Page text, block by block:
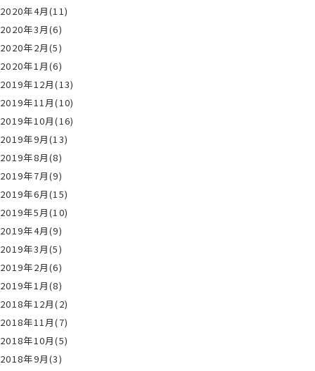
2020年4月(11)
2020年3月(6)
2020年2月(5)
2020年1月(6)
2019年12月(13)
2019年11月(10)
2019年10月(16)
2019年9月(13)
2019年8月(8)
2019年7月(9)
2019年6月(15)
2019年5月(10)
2019年4月(9)
2019年3月(5)
2019年2月(6)
2019年1月(8)
2018年12月(2)
2018年11月(7)
2018年10月(5)
2018年9月(3)